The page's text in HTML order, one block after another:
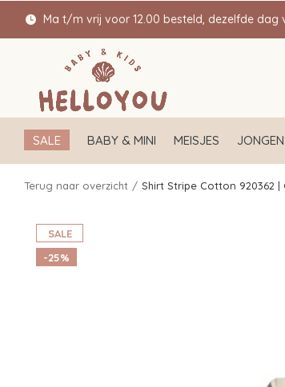
SALE BABY & MINI MEISJES
Ma t/m vrij voor 12.00 besteld, dezelfde dag
Terug naar overzicht Shirt Stripe Cotton 920362 |
SALE
-25%